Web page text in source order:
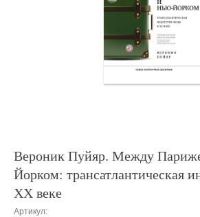
Вероник Пуйяр. Между
Йорком: трансатлантическая
XX веке
Артикул: